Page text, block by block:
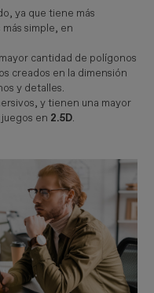
ya que tiene más
simple, en
cantidad de polígonos
creados en la dimensión
y detalles.
y tienen una mayor
en 2.5D.